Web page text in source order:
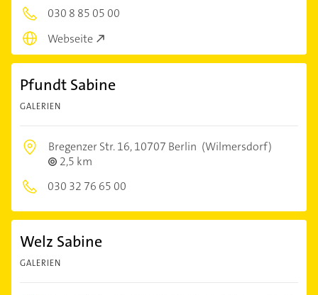
030 8 85 05 00
Webseite
Pfundt Sabine
GALERIEN
Bregenzer Str. 16,10707 Berlin (Wilmersdorf)
2,5 km
030 32 76 65 00
Welz Sabine
GALERIEN